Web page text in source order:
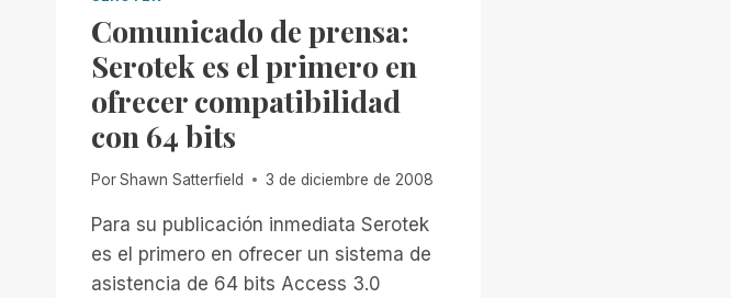
Comunicado de prensa:
Serotek es el primero en
ofrecer compatibilidad
con 64 bits
PorShawn Satterfield 3 de diciembre de 2008
Para su publicación inmediata Serotek
es el primero en ofrecer un sistema de
asistencia de 64 bits Access 3.0